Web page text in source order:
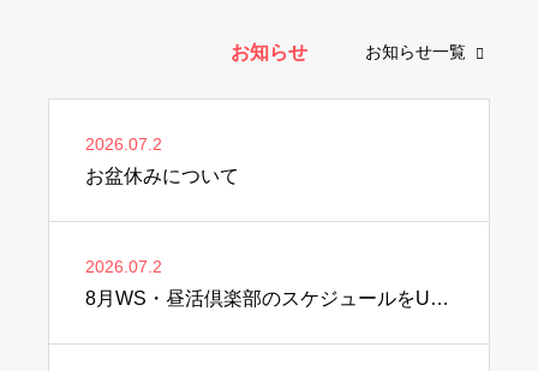
お知らせ
2026.07.2
お盆休みについて
2026.07.2
8月WS・昼活倶楽部のスケジュールをUPしました♫
お知らせ一覧